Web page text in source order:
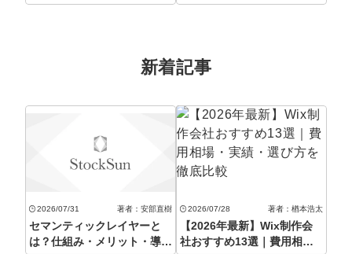
マーケマネージャー
常勤監査役
行や広告運用別に解説！
果を得る方法【登録者はいら
新着記事
2026/07/31 著者：安部直樹
セマンティックレイヤーと
は？仕組み・メリット・導入
2026/07/28 著者：楢本浩太
【2026年最新】Wix制作会
社おすすめ13選｜費用相